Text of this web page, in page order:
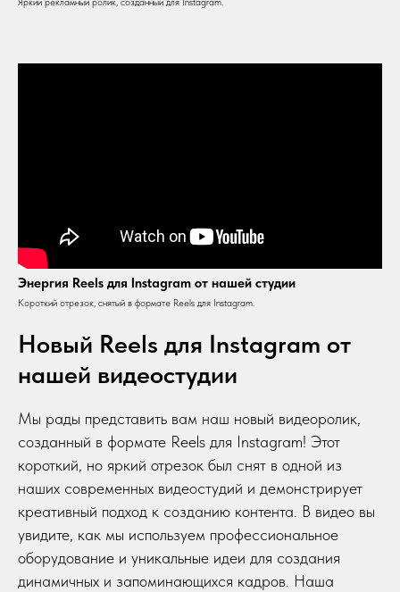
Энергия Reels для Instagram от нашей студии
Короткий отрезок, снятый в формате Reels для Instagram.
Новый Reels для Instagram от
нашей видеостудии
Мы рады представить вам наш новый видеоролик,
созданный в формате Reels для Instagram! Этот
короткий, но яркий отрезок был снят в одной из
наших современных видеостудий и демонстрирует
креативный подход к созданию контента. В видео вы
увидите, как мы используем профессиональное
оборудование и уникальные идеи для создания
динамичных и запоминающихся кадров. Наша